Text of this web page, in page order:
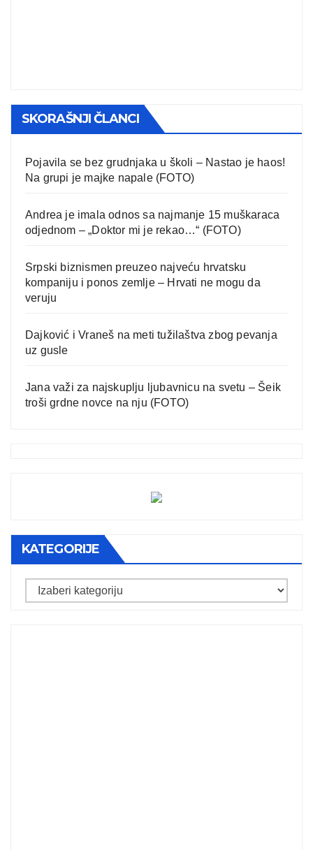
SKORAŠNJI ČLANCI
Pojavila se bez grudnjaka u školi – Nastao je haos!
Na grupi je majke napale (FOTO)
Andrea je imala odnos sa najmanje 15 muškaraca
odjednom – „Doktor mi je rekao…“ (FOTO)
Srpski biznismen preuzeo najveću hrvatsku
kompaniju i ponos zemlje – Hrvati ne mogu da
veruju
Dajković i Vraneš na meti tužilaštva zbog pevanja
uz gusle
Jana važi za najskuplju ljubavnicu na svetu – Šeik
troši grdne novce na nju (FOTO)
KATEGORIJE
Kategorije